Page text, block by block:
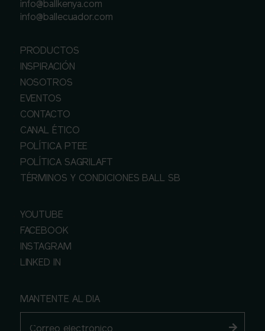
info@ballkenya.com
info@ballecuador.com
PRODUCTOS
INSPIRACIÓN
NOSOTROS
EVENTOS
CONTACTO
CANAL ÉTICO
POLÍTICA PTEE
POLÍTICA SAGRILAFT
TÉRMINOS Y CONDICIONES BALL SB
YOUTUBE
FACEBOOK
INSTAGRAM
LINKED IN
MANTENTE AL DIA